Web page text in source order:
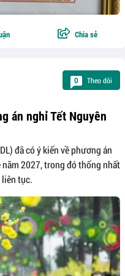
Chia sẻ
0 Theo dõi
án nghỉ Tết Nguyên
đã có ý kiến về phương án
2027, trong đó thống nhất
tục.